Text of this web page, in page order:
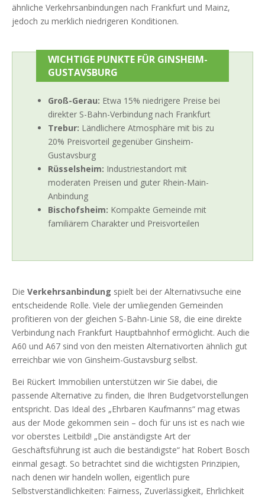
ähnliche Verkehrsanbindungen nach Frankfurt und Mainz,
jedoch zu merklich niedrigeren Konditionen.
WICHTIGE PUNKTE FÜR GINSHEIM-
GUSTAVSBURG
Groß-Gerau: Etwa 15% niedrigere Preise bei
direkter S-Bahn-Verbindung nach Frankfurt
Trebur: Ländlichere Atmosphäre mit bis zu
20% Preisvorteil gegenüber Ginsheim-
Gustavsburg
Rüsselsheim: Industriestandort mit
moderaten Preisen und guter Rhein-Main-
Anbindung
Bischofsheim: Kompakte Gemeinde mit
familiärem Charakter und Preisvorteilen
Die Verkehrsanbindung spielt bei der Alternativsuche eine
entscheidende Rolle. Viele der umliegenden Gemeinden
profitieren von der gleichen S-Bahn-Linie S8, die eine direkte
Verbindung nach Frankfurt Hauptbahnhof ermöglicht. Auch die
A60 und A67 sind von den meisten Alternativorten ähnlich gut
erreichbar wie von Ginsheim-Gustavsburg selbst.
Bei Rückert Immobilien unterstützen wir Sie dabei, die
passende Alternative zu finden, die Ihren Budgetvorstellungen
entspricht. Das Ideal des „Ehrbaren Kaufmanns“ mag etwas
aus der Mode gekommen sein – doch für uns ist es nach wie
vor oberstes Leitbild! „Die anständigste Art der
Geschäftsführung ist auch die beständigste“ hat Robert Bosch
einmal gesagt. So betrachtet sind die wichtigsten Prinzipien,
nach denen wir handeln wollen, eigentlich pure
Selbstverständlichkeiten: Fairness, Zuverlässigkeit, Ehrlichkeit